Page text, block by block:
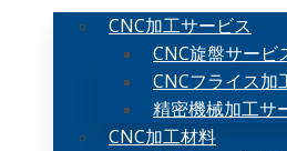
CNC加工サービス
CNC旋盤サービ
CNCフライス加
精密機械加工サ
CNC加工材料